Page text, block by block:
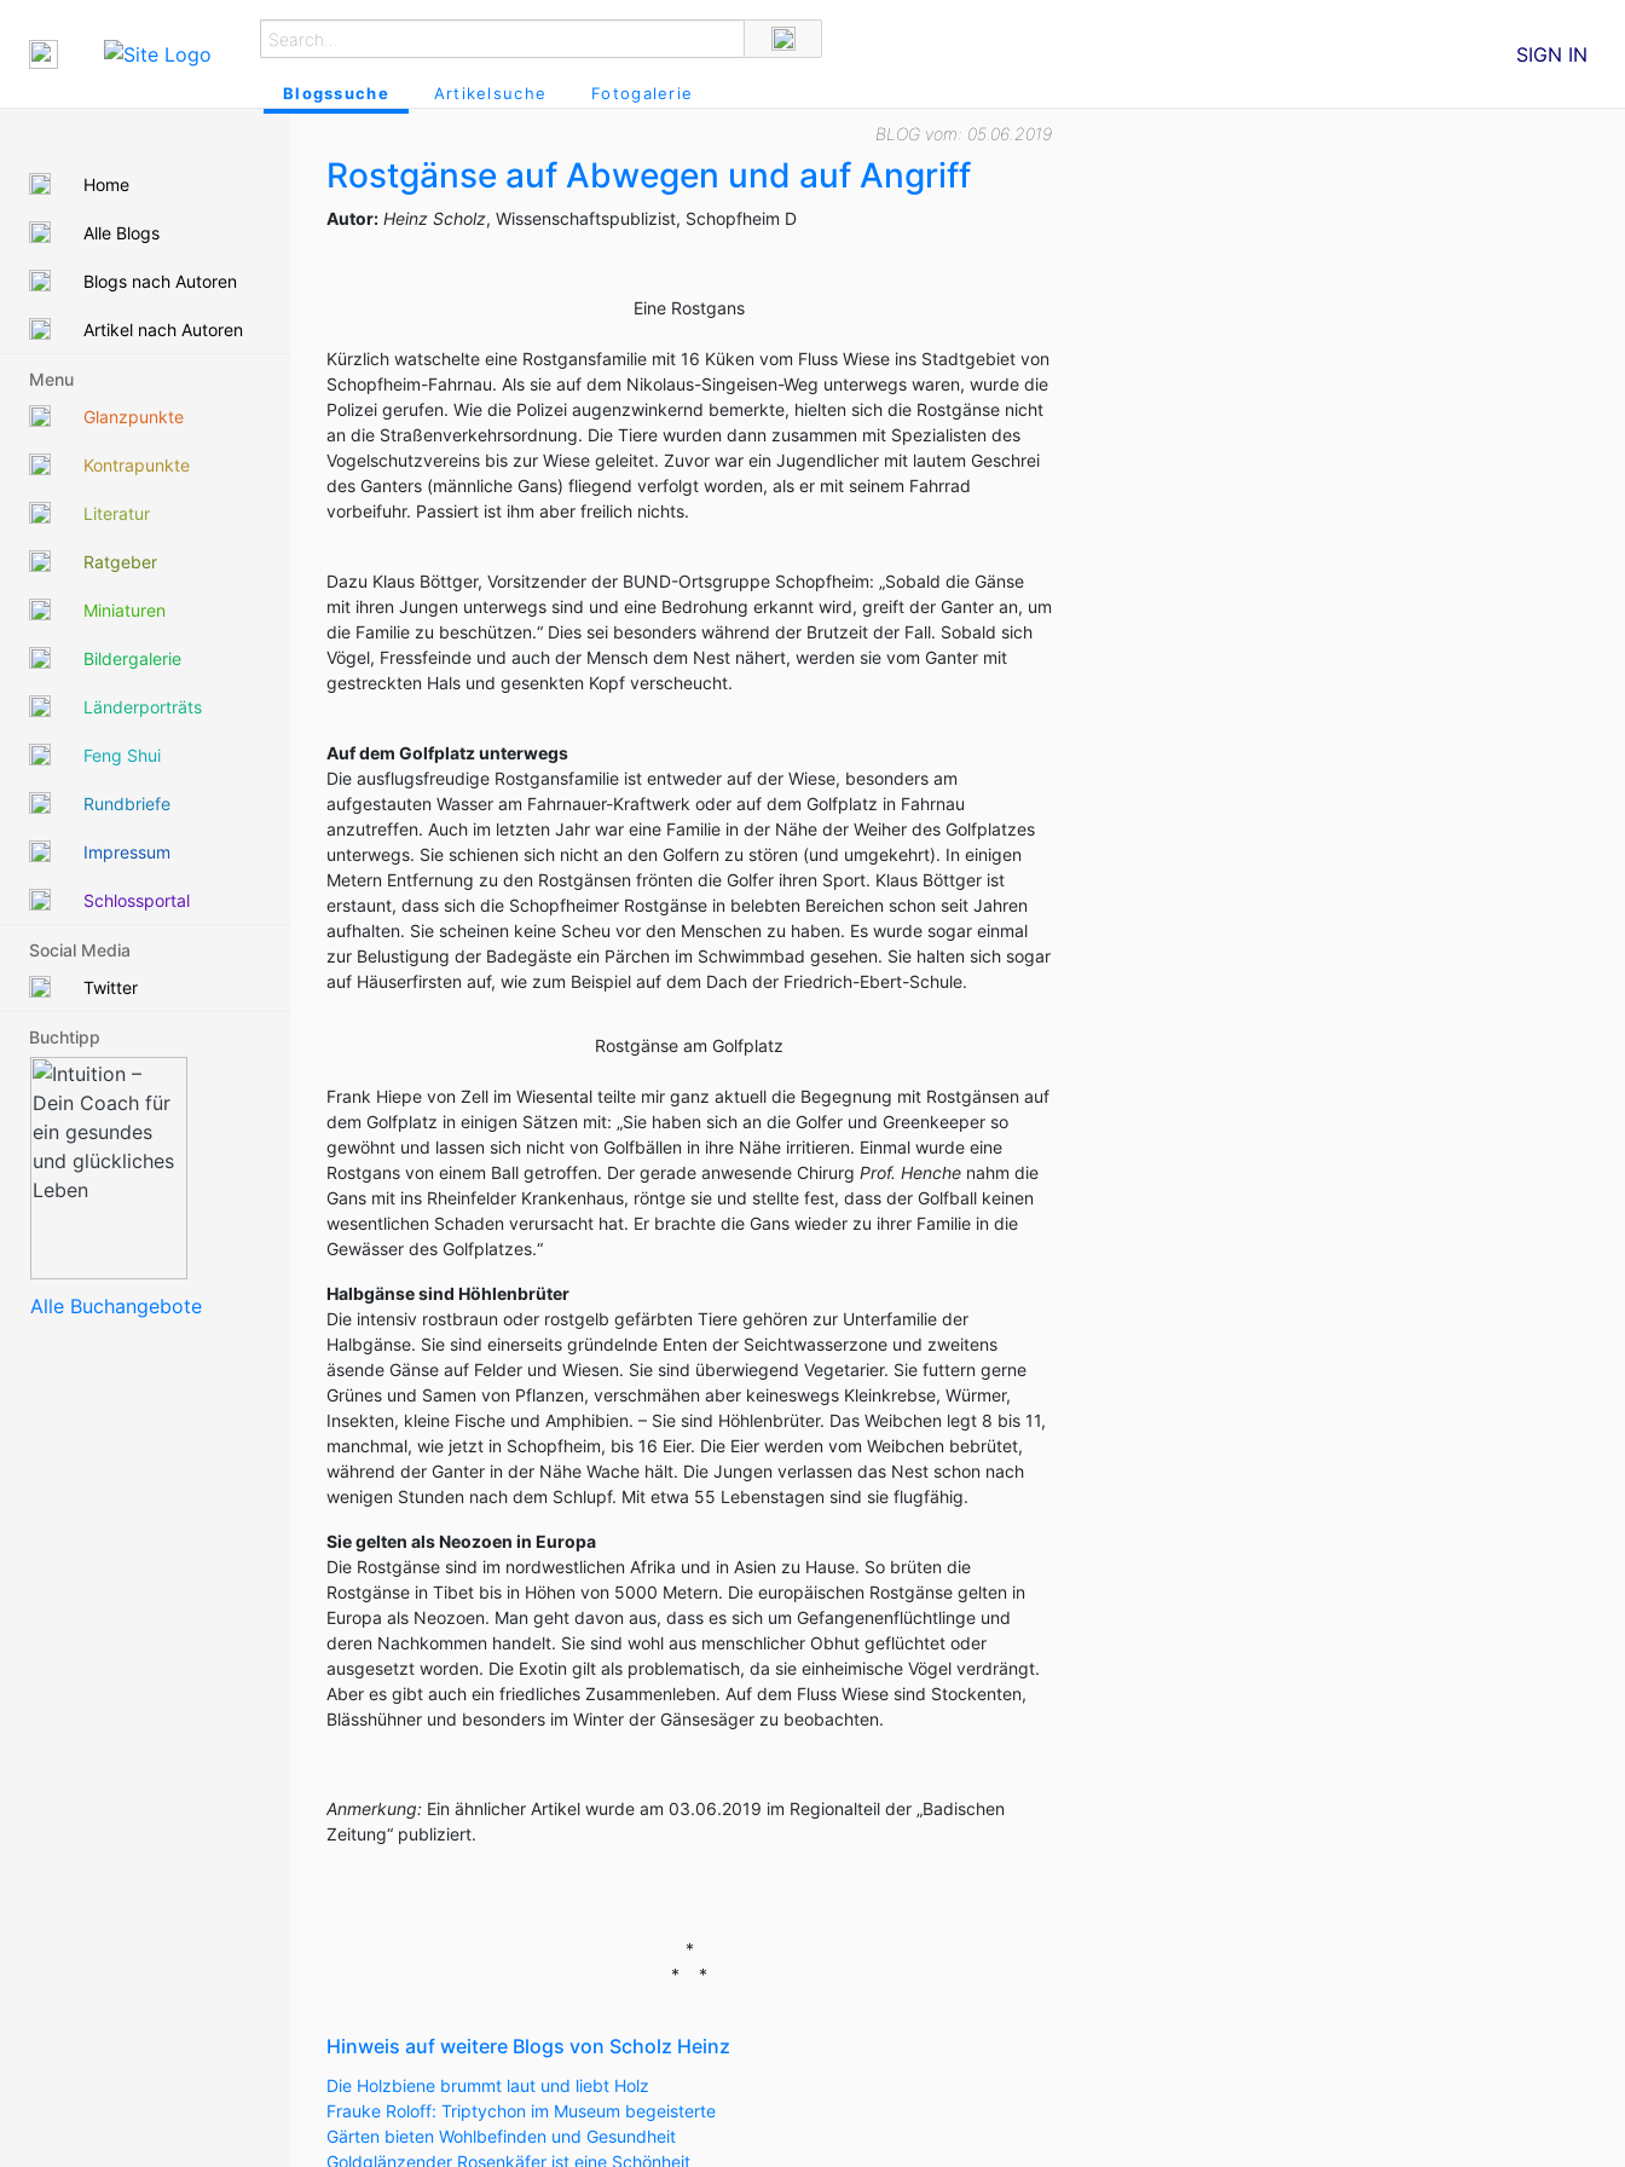
Blogssuche Artikelsuche Fotogalerie
SIGN IN
Home
Alle Blogs
Blogs nach Autoren
Artikel nach Autoren
Menu
Glanzpunkte
Kontrapunkte
Literatur
Ratgeber
Miniaturen
Bildergalerie
Länderporträts
Feng Shui
Rundbriefe
Impressum
Schlossportal
Social Media
Twitter
Buchtipp
Alle Buchangebote
BLOG vom: 05.06.2019
Rostgänse auf Abwegen und auf Angriff
Autor: Heinz Scholz, Wissenschaftspublizist, Schopfheim D
Eine Rostgans
Kürzlich watschelte eine Rostgansfamilie mit 16 Küken vom Fluss Wiese ins Stadtgebiet von
Schopfheim-Fahrnau. Als sie auf dem Nikolaus-Singeisen-Weg unterwegs waren, wurde die
Polizei gerufen. Wie die Polizei augenzwinkernd bemerkte, hielten sich die Rostgänse nicht
an die Straßenverkehrsordnung. Die Tiere wurden dann zusammen mit Spezialisten des
Vogelschutzvereins bis zur Wiese geleitet. Zuvor war ein Jugendlicher mit lautem Geschrei
des Ganters (männliche Gans) fliegend verfolgt worden, als er mit seinem Fahrrad
vorbeifuhr. Passiert ist ihm aber freilich nichts.
Dazu Klaus Böttger, Vorsitzender der BUND-Ortsgruppe Schopfheim: „Sobald die Gänse
mit ihren Jungen unterwegs sind und eine Bedrohung erkannt wird, greift der Ganter an, um
die Familie zu beschützen.“ Dies sei besonders während der Brutzeit der Fall. Sobald sich
Vögel, Fressfeinde und auch der Mensch dem Nest nähert, werden sie vom Ganter mit
gestreckten Hals und gesenkten Kopf verscheucht.
Auf dem Golfplatz unterwegs
Die ausflugsfreudige Rostgansfamilie ist entweder auf der Wiese, besonders am
aufgestauten Wasser am Fahrnauer-Kraftwerk oder auf dem Golfplatz in Fahrnau
anzutreffen. Auch im letzten Jahr war eine Familie in der Nähe der Weiher des Golfplatzes
unterwegs. Sie schienen sich nicht an den Golfern zu stören (und umgekehrt). In einigen
Metern Entfernung zu den Rostgänsen frönten die Golfer ihren Sport. Klaus Böttger ist
erstaunt, dass sich die Schopfheimer Rostgänse in belebten Bereichen schon seit Jahren
aufhalten. Sie scheinen keine Scheu vor den Menschen zu haben. Es wurde sogar einmal
zur Belustigung der Badegäste ein Pärchen im Schwimmbad gesehen. Sie halten sich sogar
auf Häuserfirsten auf, wie zum Beispiel auf dem Dach der Friedrich-Ebert-Schule.
Rostgänse am Golfplatz
Frank Hiepe von Zell im Wiesental teilte mir ganz aktuell die Begegnung mit Rostgänsen auf
dem Golfplatz in einigen Sätzen mit: „Sie haben sich an die Golfer und Greenkeeper so
gewöhnt und lassen sich nicht von Golfbällen in ihre Nähe irritieren. Einmal wurde eine
Rostgans von einem Ball getroffen. Der gerade anwesende Chirurg Prof. Henche nahm die
Gans mit ins Rheinfelder Krankenhaus, röntge sie und stellte fest, dass der Golfball keinen
wesentlichen Schaden verursacht hat. Er brachte die Gans wieder zu ihrer Familie in die
Gewässer des Golfplatzes.“
Halbgänse sind Höhlenbrüter
Die intensiv rostbraun oder rostgelb gefärbten Tiere gehören zur Unterfamilie der
Halbgänse. Sie sind einerseits gründelnde Enten der Seichtwasserzone und zweitens
äsende Gänse auf Felder und Wiesen. Sie sind überwiegend Vegetarier. Sie futtern gerne
Grünes und Samen von Pflanzen, verschmähen aber keineswegs Kleinkrebse, Würmer,
Insekten, kleine Fische und Amphibien. – Sie sind Höhlenbrüter. Das Weibchen legt 8 bis 11,
manchmal, wie jetzt in Schopfheim, bis 16 Eier. Die Eier werden vom Weibchen bebrütet,
während der Ganter in der Nähe Wache hält. Die Jungen verlassen das Nest schon nach
wenigen Stunden nach dem Schlupf. Mit etwa 55 Lebenstagen sind sie flugfähig.
Sie gelten als Neozoen in Europa
Die Rostgänse sind im nordwestlichen Afrika und in Asien zu Hause. So brüten die
Rostgänse in Tibet bis in Höhen von 5000 Metern. Die europäischen Rostgänse gelten in
Europa als Neozoen. Man geht davon aus, dass es sich um Gefangenenflüchtlinge und
deren Nachkommen handelt. Sie sind wohl aus menschlicher Obhut geflüchtet oder
ausgesetzt worden. Die Exotin gilt als problematisch, da sie einheimische Vögel verdrängt.
Aber es gibt auch ein friedliches Zusammenleben. Auf dem Fluss Wiese sind Stockenten,
Blässhühner und besonders im Winter der Gänsesäger zu beobachten.
Anmerkung: Ein ähnlicher Artikel wurde am 03.06.2019 im Regionalteil der „Badischen
Zeitung“ publiziert.
*
* *
Hinweis auf weitere Blogs von Scholz Heinz
Die Holzbiene brummt laut und liebt Holz
Frauke Roloff: Triptychon im Museum begeisterte
Gärten bieten Wohlbefinden und Gesundheit
Goldglänzender Rosenkäfer ist eine Schönheit